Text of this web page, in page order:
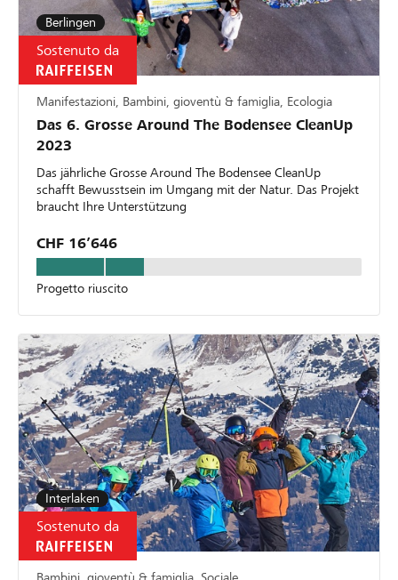
Berlingen
Sostenuto da
Manifestazioni, Bambini, gioventù & famiglia, Ecologia
Das 6. Grosse Around The Bodensee CleanUp
2023
Das jährliche Grosse Around The Bodensee CleanUp
schafft Bewusstsein im Umgang mit der Natur. Das Projekt
braucht Ihre Unterstützung
CHF 16’646
Progetto riuscito
Interlaken
Sostenuto da
Bambini, gioventù & famiglia, Sociale